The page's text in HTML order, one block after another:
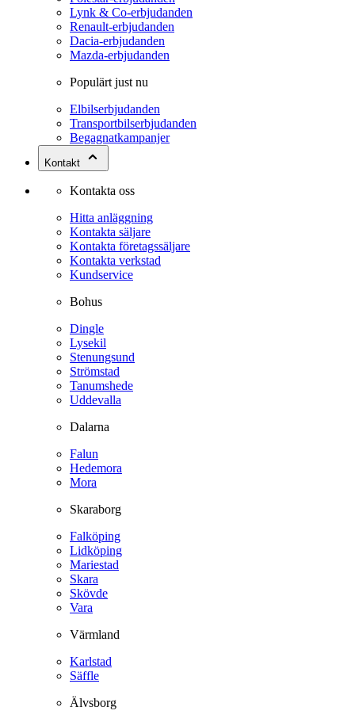
Lynk & Co-erbjudanden
Renault-erbjudanden
Dacia-erbjudanden
Mazda-erbjudanden
Populärt just nu
Elbilserbjudanden
Transportbilserbjudanden
Begagnatkampanjer
Kontakt
Kontakta oss
Hitta anläggning
Kontakta säljare
Kontakta företagssäljare
Kontakta verkstad
Kundservice
Bohus
Dingle
Lysekil
Stenungsund
Strömstad
Tanumshede
Uddevalla
Dalarna
Falun
Hedemora
Mora
Skaraborg
Falköping
Lidköping
Mariestad
Skara
Skövde
Vara
Värmland
Karlstad
Säffle
Älvsborg